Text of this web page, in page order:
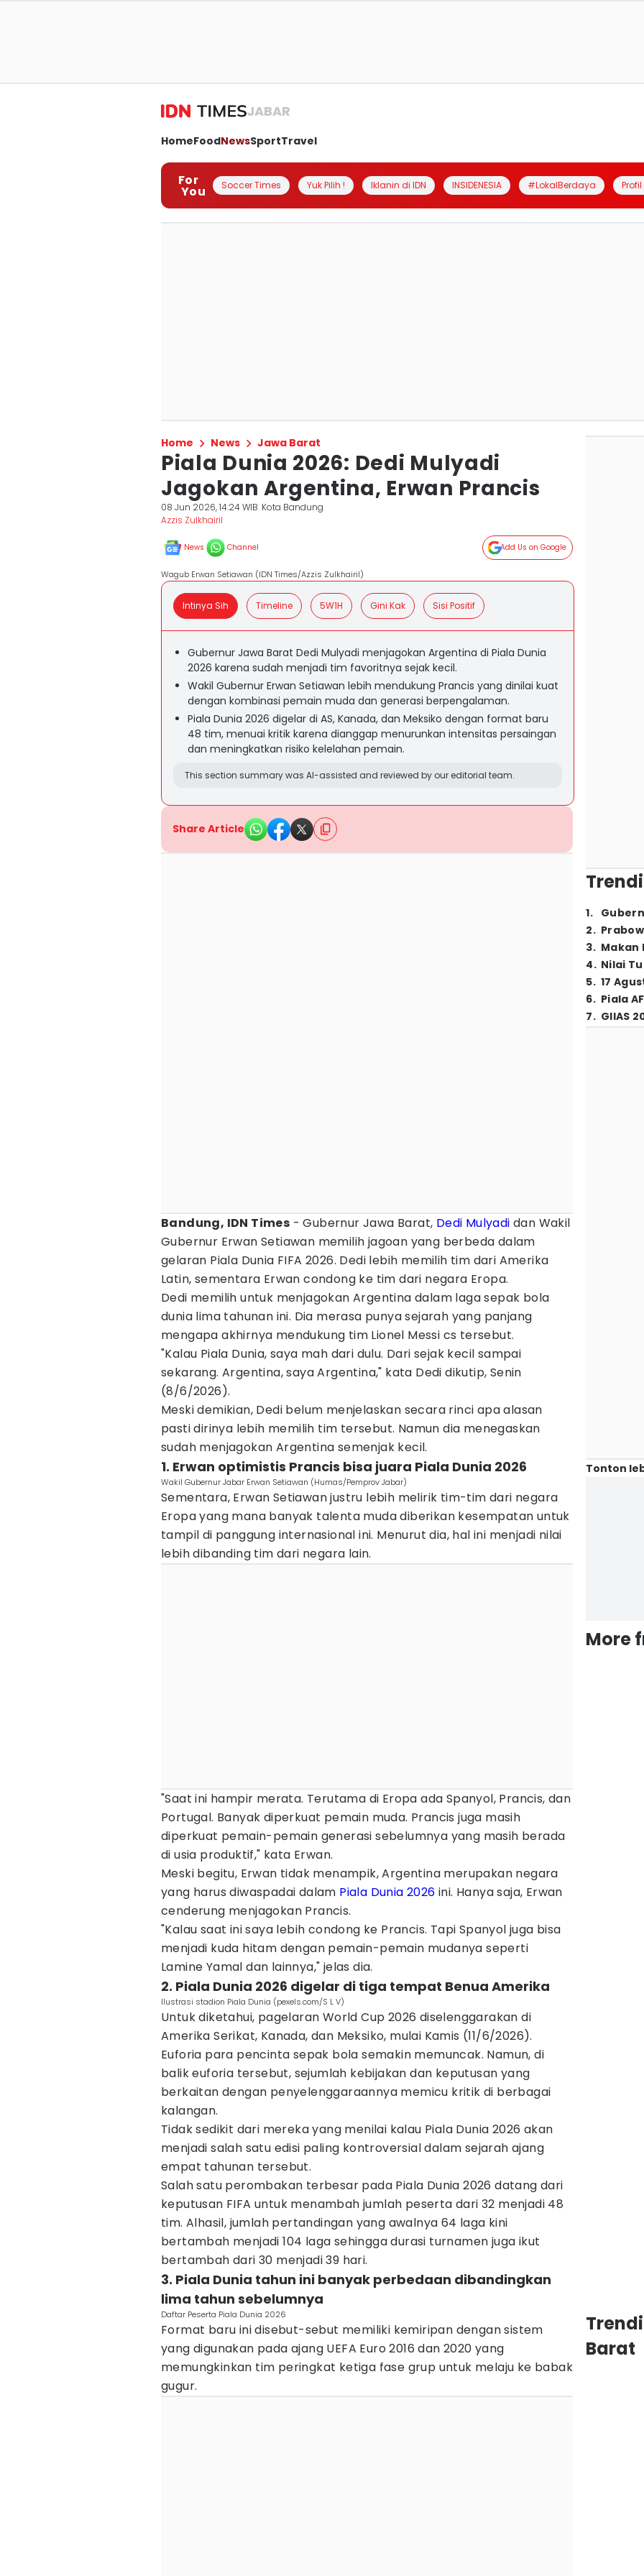
JABAR
HomeFoodNewsSportTravel
For
You Soccer Times Yuk Pilih ! Iklanin di IDN INSIDENESIA #LokalBerdaya
Home News Jawa Barat
Piala Dunia 2026: Dedi Mulyadi
Jagokan Argentina, Erwan Prancis
08 Jun 2026, 14:24 WIB Kota Bandung
Azzis Zulkhairil
News Channel Add Us on Google
Wagub Erwan Setiawan (IDN Times/Azzis Zulkhairil)
Intinya Sih Timeline 5W1H Gini Kak Sisi Positif
Gubernur Jawa Barat Dedi Mulyadi menjagokan Argentina di Piala Dunia
2026 karena sudah menjadi tim favoritnya sejak kecil.
Wakil Gubernur Erwan Setiawan lebih mendukung Prancis yang dinilai kuat
dengan kombinasi pemain muda dan generasi berpengalaman.
Piala Dunia 2026 digelar di AS, Kanada, dan Meksiko dengan format baru
48 tim, menuai kritik karena dianggap menurunkan intensitas persaingan
dan meningkatkan risiko kelelahan pemain.
This section summary was AI-assisted and reviewed by our editorial team.
Share Article
Bandung, IDN Times - Gubernur Jawa Barat, Dedi Mulyadi dan Wakil
Gubernur Erwan Setiawan memilih jagoan yang berbeda dalam
gelaran Piala Dunia FIFA 2026. Dedi lebih memilih tim dari Amerika
Latin, sementara Erwan condong ke tim dari negara Eropa.
Dedi memilih untuk menjagokan Argentina dalam laga sepak bola
dunia lima tahunan ini. Dia merasa punya sejarah yang panjang
mengapa akhirnya mendukung tim Lionel Messi cs tersebut.
"Kalau Piala Dunia, saya mah dari dulu. Dari sejak kecil sampai
sekarang. Argentina, saya Argentina," kata Dedi dikutip, Senin
(8/6/2026).
Meski demikian, Dedi belum menjelaskan secara rinci apa alasan
pasti dirinya lebih memilih tim tersebut. Namun dia menegaskan
sudah menjagokan Argentina semenjak kecil.
1. Erwan optimistis Prancis bisa juara Piala Dunia 2026
Wakil Gubernur Jabar Erwan Setiawan (Humas/Pemprov Jabar)
Sementara, Erwan Setiawan justru lebih melirik tim-tim dari negara
Eropa yang mana banyak talenta muda diberikan kesempatan untuk
tampil di panggung internasional ini. Menurut dia, hal ini menjadi nilai
lebih dibanding tim dari negara lain.
"Saat ini hampir merata. Terutama di Eropa ada Spanyol, Prancis, dan
Portugal. Banyak diperkuat pemain muda. Prancis juga masih
diperkuat pemain-pemain generasi sebelumnya yang masih berada
di usia produktif," kata Erwan.
Meski begitu, Erwan tidak menampik, Argentina merupakan negara
yang harus diwaspadai dalam Piala Dunia 2026 ini. Hanya saja, Erwan
cenderung menjagokan Prancis.
"Kalau saat ini saya lebih condong ke Prancis. Tapi Spanyol juga bisa
menjadi kuda hitam dengan pemain-pemain mudanya seperti
Lamine Yamal dan lainnya," jelas dia.
2. Piala Dunia 2026 digelar di tiga tempat Benua Amerika
Ilustrasi stadion Piala Dunia (pexels.com/S L V)
Untuk diketahui, pagelaran World Cup 2026 diselenggarakan di
Amerika Serikat, Kanada, dan Meksiko, mulai Kamis (11/6/2026).
Euforia para pencinta sepak bola semakin memuncak. Namun, di
balik euforia tersebut, sejumlah kebijakan dan keputusan yang
berkaitan dengan penyelenggaraannya memicu kritik di berbagai
kalangan.
Tidak sedikit dari mereka yang menilai kalau Piala Dunia 2026 akan
menjadi salah satu edisi paling kontroversial dalam sejarah ajang
empat tahunan tersebut.
Salah satu perombakan terbesar pada Piala Dunia 2026 datang dari
keputusan FIFA untuk menambah jumlah peserta dari 32 menjadi 48
tim. Alhasil, jumlah pertandingan yang awalnya 64 laga kini
bertambah menjadi 104 laga sehingga durasi turnamen juga ikut
bertambah dari 30 menjadi 39 hari.
3. Piala Dunia tahun ini banyak perbedaan dibandingkan
lima tahun sebelumnya
Daftar Peserta Piala Dunia 2026
Format baru ini disebut-sebut memiliki kemiripan dengan sistem
yang digunakan pada ajang UEFA Euro 2016 dan 2020 yang
memungkinkan tim peringkat ketiga fase grup untuk melaju ke babak
gugur.
1.
2.
3. Makan
4. Nilai
5. 17
6. Piala
7. GIIAS
Tonton
More
Barat